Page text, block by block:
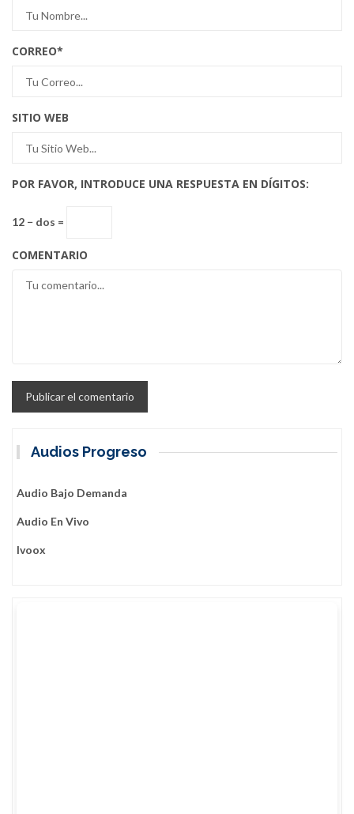
CORREO*
SITIO WEB
POR FAVOR, INTRODUCE UNA RESPUESTA EN DÍGITOS:
12 − dos =
COMENTARIO
Audios Progreso
Audio Bajo Demanda
Audio En Vivo
Ivoox